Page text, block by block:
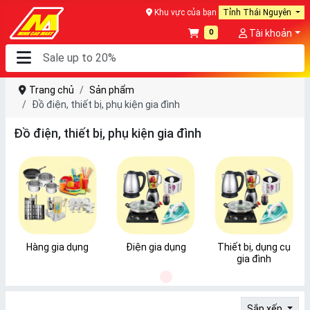
Khu vực của bạn Tỉnh Thái Nguyên
0 Tài khoản
Trang chủ
Sản phẩm
Đồ điện, thiết bị, phụ kiện gia đình
Đồ điện, thiết bị, phụ kiện gia đình
Hàng gia dụng Điện gia dụng
Thiết bị, dụng cụ
gia đình